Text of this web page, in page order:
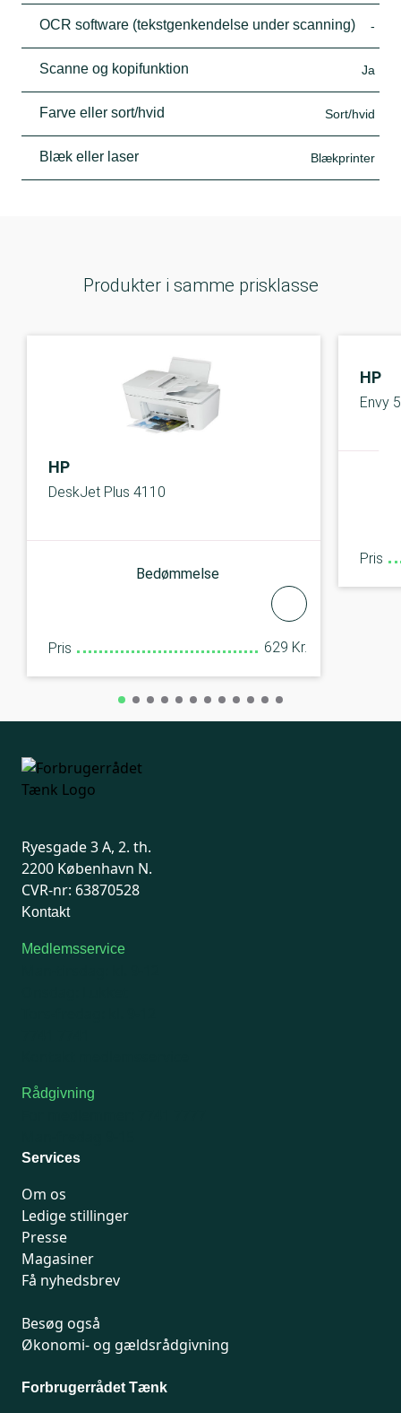
OCR software (tekstgenkendelse under scanning) -
Scanne og kopifunktion Ja
Farve eller sort/hvid Sort/hvid
Blæk eller laser Blækprinter
Produkter i samme prisklasse
HP
DeskJet Plus 4110
Bedømmelse
Pris 629 Kr.
HP
Envy
Pris
Ryesgade 3 A, 2. th.
2200 København N.
CVR-nr: 63870528
Kontakt
Medlemsservice
Rådgivning
Services
Om os
Ledige stillinger
Presse
Magasiner
Få nyhedsbrev
Besøg også
Økonomi- og gældsrådgivning
Forbrugerrådet Tænk